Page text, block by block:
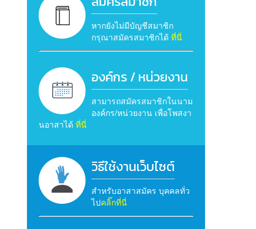
หากยังไม่มีบัญชีสมาชิก
กรุณาสมัครสมาชิกได้ ที่นี่
องค์กร / หน่วยงาน
สามารถสมัครสมาชิกในนาม
องค์กร/หน่วยงาน เพื่อโพสงา
นอาสาได้ ที่นี่
วิธีใช้งานเว็บไซต์
สำหรับอาสาสมัคร บุคคลทั่ว
ไปคลิ๊กที่นี่